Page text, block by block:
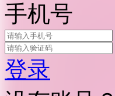
手机号
登录